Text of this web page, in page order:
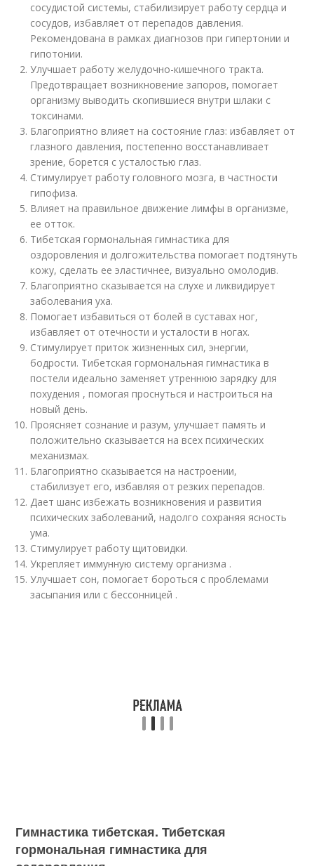
сосудистой системы, стабилизирует работу сердца и
сосудов, избавляет от перепадов давления.
Рекомендована в рамках диагнозов при гипертонии и
гипотонии.
Улучшает работу желудочно-кишечного тракта.
Предотвращает возникновение запоров, помогает
организму выводить скопившиеся внутри шлаки с
токсинами.
Благоприятно влияет на состояние глаз: избавляет от
глазного давления, постепенно восстанавливает
зрение, борется с усталостью глаз.
Стимулирует работу головного мозга, в частности
гипофиза.
Влияет на правильное движение лимфы в организме,
ее отток.
Тибетская гормональная гимнастика для
оздоровления и долгожительства помогает подтянуть
кожу, сделать ее эластичнее, визуально омолодив.
Благоприятно сказывается на слухе и ликвидирует
заболевания уха.
Помогает избавиться от болей в суставах ног,
избавляет от отечности и усталости в ногах.
Стимулирует приток жизненных сил, энергии,
бодрости. Тибетская гормональная гимнастика в
постели идеально заменяет утреннюю зарядку для
похудения , помогая проснуться и настроиться на
новый день.
Проясняет сознание и разум, улучшает память и
положительно сказывается на всех психических
механизмах.
Благоприятно сказывается на настроении,
стабилизует его, избавляя от резких перепадов.
Дает шанс избежать возникновения и развития
психических заболеваний, надолго сохраняя ясность
ума.
Стимулирует работу щитовидки.
Укрепляет иммунную систему организма .
Улучшает сон, помогает бороться с проблемами
засыпания или с бессонницей .
Гимнастика тибетская. Тибетская
гормональная гимнастика для